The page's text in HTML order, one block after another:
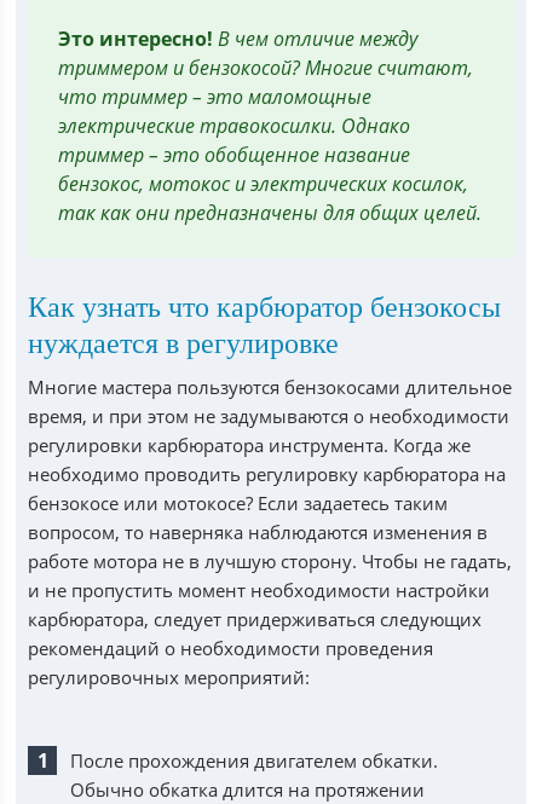
Это интересно!В чем отличие между
триммером и бензокосой? Многие считают,
что триммер – это маломощные
электрические травокосилки. Однако
триммер – это обобщенное название
бензокос, мотокос и электрических косилок,
так как они предназначены для общих целей.
Как узнать что карбюратор бензокосы
нуждается в регулировке
Многие мастера пользуются бензокосами длительное
время, и при этом не задумываются о необходимости
регулировки карбюратора инструмента. Когда же
необходимо проводить регулировку карбюратора на
бензокосе или мотокосе? Если задаетесь таким
вопросом, то наверняка наблюдаются изменения в
работе мотора не в лучшую сторону. Чтобы не гадать,
и не пропустить момент необходимости настройки
карбюратора, следует придерживаться следующих
рекомендаций о необходимости проведения
регулировочных мероприятий:
После прохождения двигателем обкатки.
Обычно обкатка длится на протяжении